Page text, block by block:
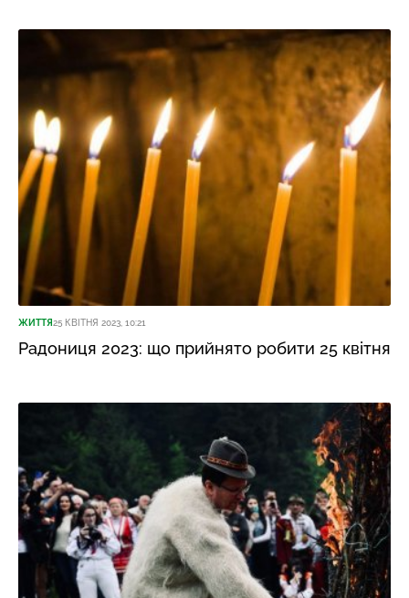
ЖИТТЯ25 КВІТНЯ 2023, 10:21
Радониця 2023: що прийнято робити 25 квітня